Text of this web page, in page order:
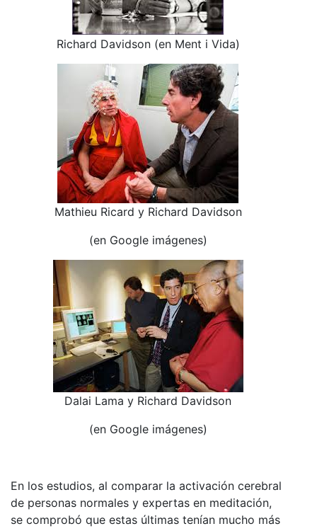
Richard Davidson (en Ment i Vida)
Mathieu Ricard y Richard Davidson
(en Google imágenes)
Dalai Lama y Richard Davidson
(en Google imágenes)
En los estudios, al comparar la activación cerebral
de personas normales y expertas en meditación,
se comprobó que estas últimas tenían mucho más